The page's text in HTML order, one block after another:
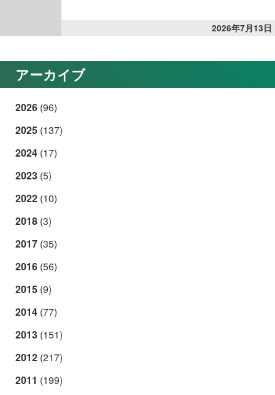
2026年7月13日
アーカイブ
2026 (96)
2025 (137)
2024 (17)
2023 (5)
2022 (10)
2018 (3)
2017 (35)
2016 (56)
2015 (9)
2014 (77)
2013 (151)
2012 (217)
2011 (199)